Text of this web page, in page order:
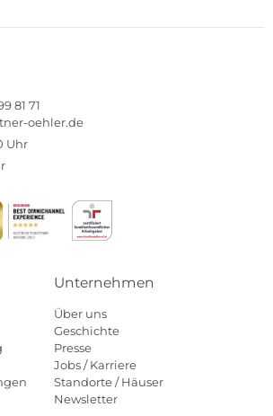
81 71
oehler.de
Uhr
Unternehmen
Über uns
Geschichte
Presse
Jobs / Karriere
Standorte / Häuser
Newsletter